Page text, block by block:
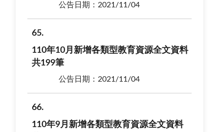
公告日期：2021/11/04
65
110年10月新增各類型教育資源全文資料
共199筆
公告日期：2021/11/04
66
110年9月新增各類型教育資源全文資料